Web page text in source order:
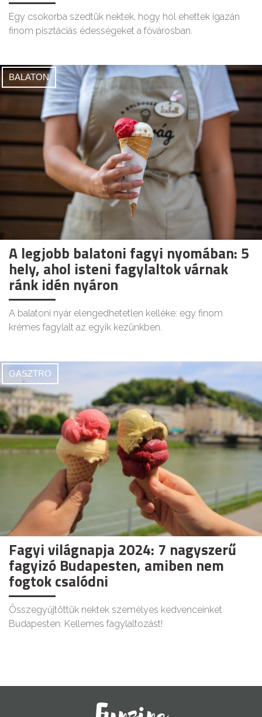
Egy csokorba szedtük nektek, hogy hol ehettek igazán
finom pisztáciás édességeket a fővárosban.
BALATON
A legjobb balatoni fagyi nyomában: 5
hely, ahol isteni fagylaltok várnak
ránk idén nyáron
A balatoni nyár elengedhetetlen kelléke: egy finom
krémes fagylalt az egyik kezünkben.
GASZTRO
Fagyi világnapja 2024: 7 nagyszerű
fagyizó Budapesten, amiben nem
fogtok csalódni
Összegyűjtöttük nektek személyes kedvenceinket
Budapesten. Kellemes fagylaltozást!